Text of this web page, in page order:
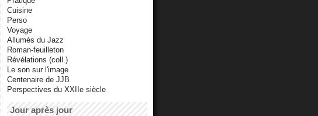
Cuisine
Perso
Voyage
Allumés du Jazz
Roman-feuilleton
Révélations (coll.)
Le son sur l'image
Centenaire de JJB
Perspectives du XXIIe siècle
Jour après jour